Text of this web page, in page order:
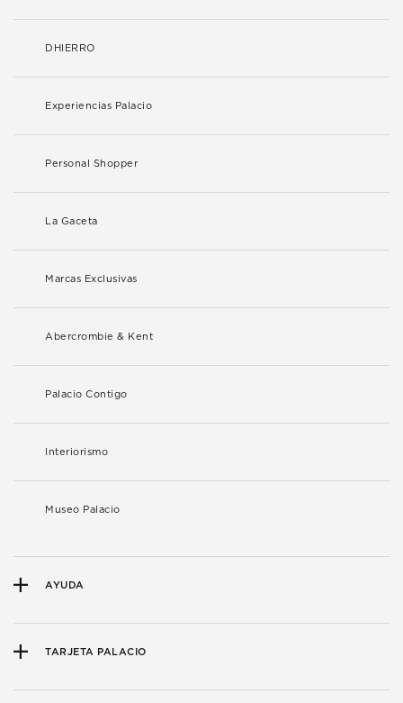
DHIERRO
Experiencias Palacio
Personal Shopper
La Gaceta
Marcas Exclusivas
Abercrombie & Kent
Palacio Contigo
Interiorismo
Museo Palacio
AYUDA
TARJETA PALACIO